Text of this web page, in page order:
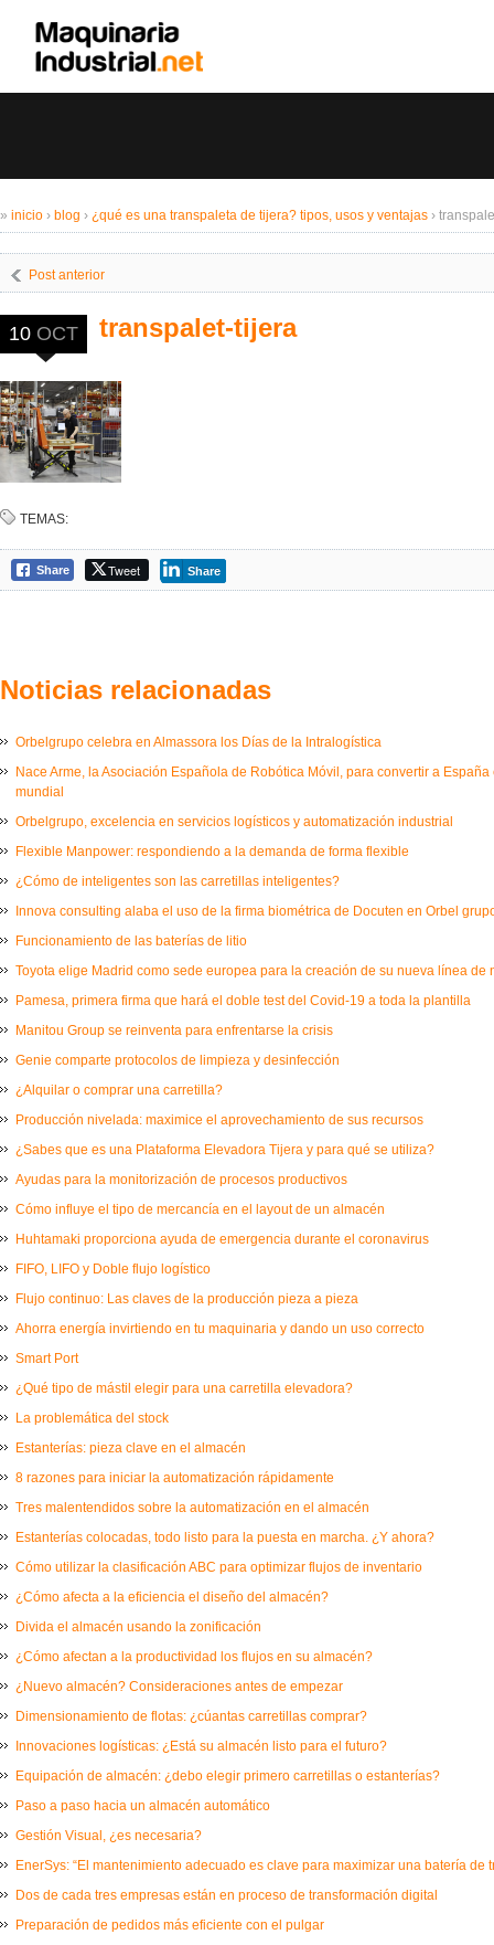
» inicio › blog › ¿qué es una transpaleta de tijera? tipos, usos y ventajas ›
Post anterior
transpalet-tijera
10 OCT
TEMAS:
Share Tweet Share
Noticias relacionadas
Orbelgrupo celebra en Almassora los Días de la Intralogística
Nace Arme, la Asociación Española de Robótica Móvil, para convertir a
mundial
Orbelgrupo, excelencia en servicios logísticos y automatización industrial
Flexible Manpower: respondiendo a la demanda de forma flexible
¿Cómo de inteligentes son las carretillas inteligentes?
Innova consulting alaba el uso de la firma biométrica de Docuten en Orbel
Funcionamiento de las baterías de litio
Toyota elige Madrid como sede europea para la creación de su nueva línea de
Pamesa, primera firma que hará el doble test del Covid-19 a toda la plantilla
Manitou Group se reinventa para enfrentarse la crisis
Genie comparte protocolos de limpieza y desinfección
¿Alquilar o comprar una carretilla?
Producción nivelada: maximice el aprovechamiento de sus recursos
¿Sabes que es una Plataforma Elevadora Tijera y para qué se utiliza?
Ayudas para la monitorización de procesos productivos
Cómo influye el tipo de mercancía en el layout de un almacén
Huhtamaki proporciona ayuda de emergencia durante el coronavirus
FIFO, LIFO y Doble flujo logístico
Flujo continuo: Las claves de la producción pieza a pieza
Ahorra energía invirtiendo en tu maquinaria y dando un uso correcto
Smart Port
¿Qué tipo de mástil elegir para una carretilla elevadora?
La problemática del stock
Estanterías: pieza clave en el almacén
8 razones para iniciar la automatización rápidamente
Tres malentendidos sobre la automatización en el almacén
Estanterías colocadas, todo listo para la puesta en marcha. ¿Y ahora?
Cómo utilizar la clasificación ABC para optimizar flujos de inventario
¿Cómo afecta a la eficiencia el diseño del almacén?
Divida el almacén usando la zonificación
¿Cómo afectan a la productividad los flujos en su almacén?
¿Nuevo almacén? Consideraciones antes de empezar
Dimensionamiento de flotas: ¿cúantas carretillas comprar?
Innovaciones logísticas: ¿Está su almacén listo para el futuro?
Equipación de almacén: ¿debo elegir primero carretillas o estanterías?
Paso a paso hacia un almacén automático
Gestión Visual, ¿es necesaria?
EnerSys: “El mantenimiento adecuado es clave para maximizar una batería de
Dos de cada tres empresas están en proceso de transformación digital
Preparación de pedidos más eficiente con el pulgar